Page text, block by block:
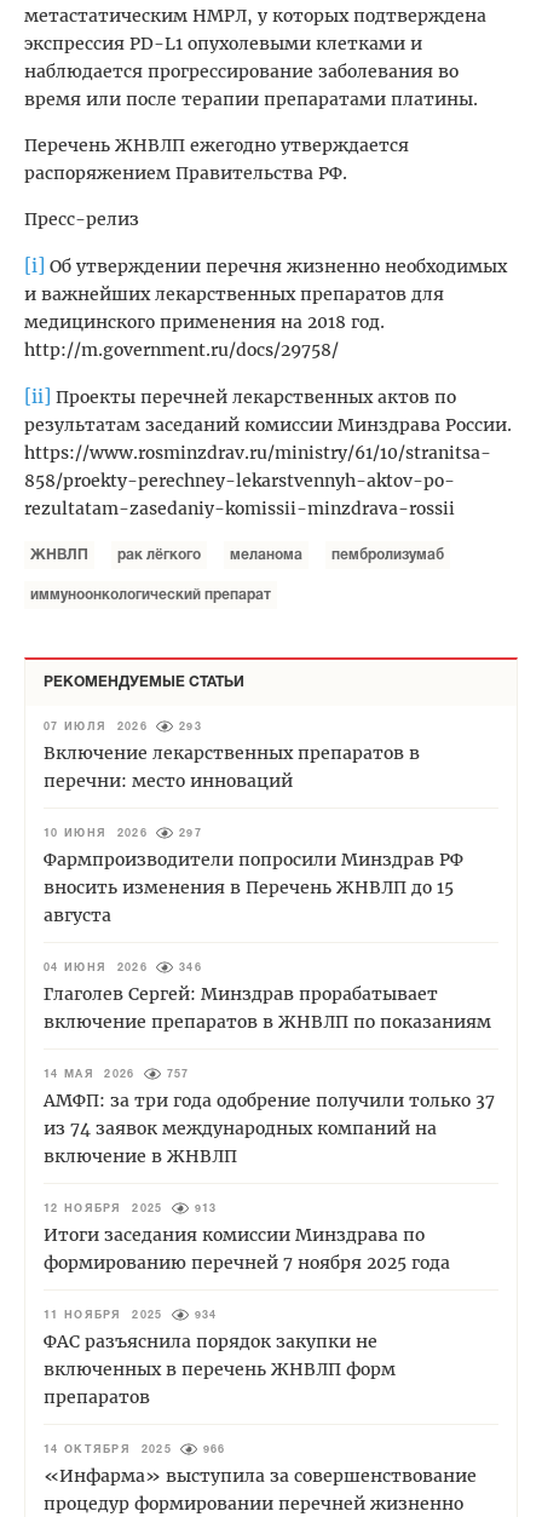
метастатическим НМРЛ, у которых подтверждена
экспрессия PD-L1 опухолевыми клетками и
наблюдается прогрессирование заболевания во
время или после терапии препаратами платины.
Перечень ЖНВЛП ежегодно утверждается
распоряжением Правительства РФ.
Пресс-релиз
[i] Об утверждении перечня жизненно необходимых
и важнейших лекарственных препаратов для
медицинского применения на 2018 год.
http://m.government.ru/docs/29758/
[ii] Проекты перечней лекарственных актов по
результатам заседаний комиссии Минздрава России.
https://www.rosminzdrav.ru/ministry/61/10/stranitsa-
858/proekty-perechney-lekarstvennyh-aktov-po-
rezultatam-zasedaniy-komissii-minzdrava-rossii
ЖНВЛП рак лёгкого меланома пембролизумаб
иммуноонкологический препарат
РЕКОМЕНДУЕМЫЕ СТАТЬИ
07 ИЮЛЯ 2026 293
Включение лекарственных препаратов в
перечни: место инноваций
10 ИЮНЯ 2026 297
Фармпроизводители попросили Минздрав РФ
вносить изменения в Перечень ЖНВЛП до 15
августа
04 ИЮНЯ 2026 346
Глаголев Сергей: Минздрав прорабатывает
включение препаратов в ЖНВЛП по показаниям
14 МАЯ 2026 757
АМФП: за три года одобрение получили только 37
из 74 заявок международных компаний на
включение в ЖНВЛП
12 НОЯБРЯ 2025 913
Итоги заседания комиссии Минздрава по
формированию перечней 7 ноября 2025 года
11 НОЯБРЯ 2025 934
ФАС разъяснила порядок закупки не
включенных в перечень ЖНВЛП форм
препаратов
14 ОКТЯБРЯ 2025 966
«Инфарма» выступила за совершенствование
процедур формировании перечней жизненно